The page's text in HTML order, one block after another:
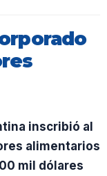
inscribió al
alimentarios
mil dólares